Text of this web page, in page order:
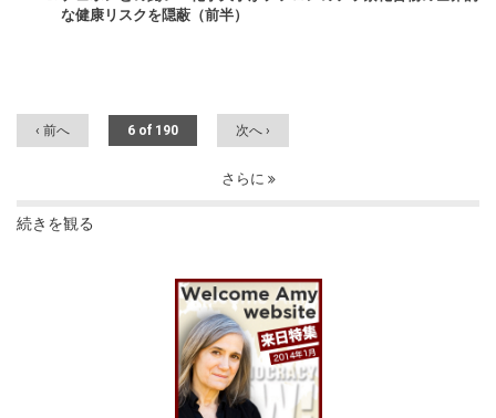
な健康リスクを隠蔽（前半）
‹ 前へ 6 of 190 次へ ›
さらに
続きを観る